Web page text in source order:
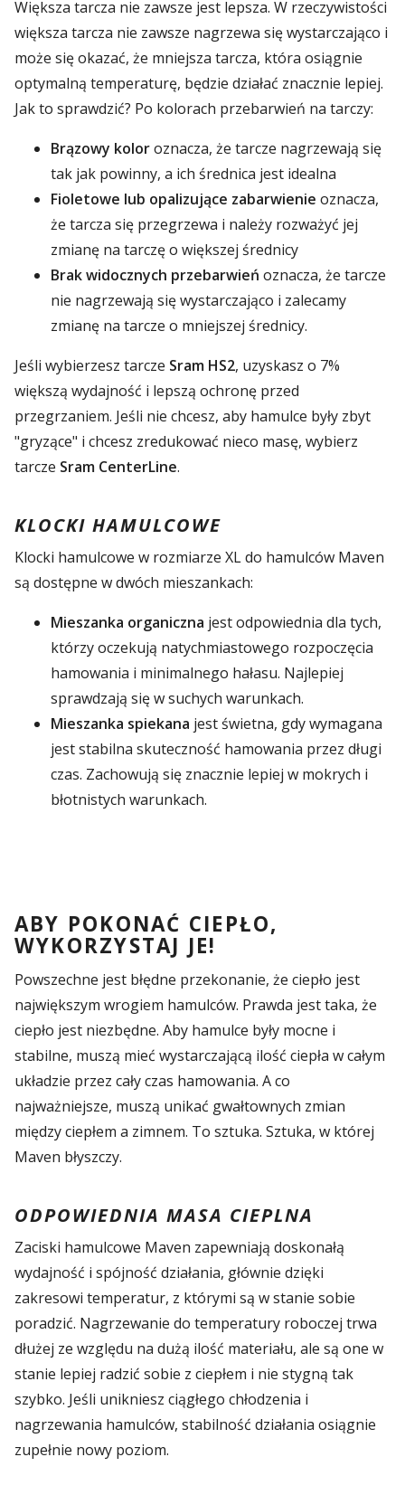
Większa tarcza nie zawsze jest lepsza. W rzeczywistości
większa tarcza nie zawsze nagrzewa się wystarczająco i
może się okazać, że mniejsza tarcza, która osiągnie
optymalną temperaturę, będzie działać znacznie lepiej.
Jak to sprawdzić? Po kolorach przebarwień na tarczy:
Brązowy koloroznacza, że tarcze nagrzewają się
tak jak powinny, a ich średnica jest idealna
Fioletowe lub opalizujące zabarwienie oznacza,
że tarcza się przegrzewa i należy rozważyć jej
zmianę na tarczę o większej średnicy
Brak widocznych przebarwień oznacza, że tarcze
nie nagrzewają się wystarczająco i zalecamy
zmianę na tarcze o mniejszej średnicy.
Jeśli wybierzesz tarcze Sram HS2, uzyskasz o 7%
większą wydajność i lepszą ochronę przed
przegrzaniem. Jeśli nie chcesz, aby hamulce były zbyt
"gryzące" i chcesz zredukować nieco masę, wybierz
tarcze Sram CenterLine.
KLOCKI HAMULCOWE
Klocki hamulcowe w rozmiarze XL do hamulców Maven
są dostępne w dwóch mieszankach:
Mieszanka organiczna jest odpowiednia dla tych,
którzy oczekują natychmiastowego rozpoczęcia
hamowania i minimalnego hałasu. Najlepiej
sprawdzają się w suchych warunkach.
Mieszanka spiekana jest świetna, gdy wymagana
jest stabilna skuteczność hamowania przez długi
czas. Zachowują się znacznie lepiej w mokrych i
błotnistych warunkach.
ABY POKONAĆ CIEPŁO,
WYKORZYSTAJ JE!
Powszechne jest błędne przekonanie, że ciepło jest
największym wrogiem hamulców. Prawda jest taka, że
ciepło jest niezbędne. Aby hamulce były mocne i
stabilne, muszą mieć wystarczającą ilość ciepła w całym
układzie przez cały czas hamowania. A co
najważniejsze, muszą unikać gwałtownych zmian
między ciepłem a zimnem. To sztuka. Sztuka, w której
Maven błyszczy.
ODPOWIEDNIA MASA CIEPLNA
Zaciski hamulcowe Maven zapewniają doskonałą
wydajność i spójność działania, głównie dzięki
zakresowi temperatur, z którymi są w stanie sobie
poradzić. Nagrzewanie do temperatury roboczej trwa
dłużej ze względu na dużą ilość materiału, ale są one w
stanie lepiej radzić sobie z ciepłem i nie stygną tak
szybko. Jeśli unikniesz ciągłego chłodzenia i
nagrzewania hamulców, stabilność działania osiągnie
zupełnie nowy poziom.